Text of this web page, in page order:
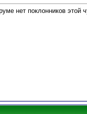
нет поклонников этой